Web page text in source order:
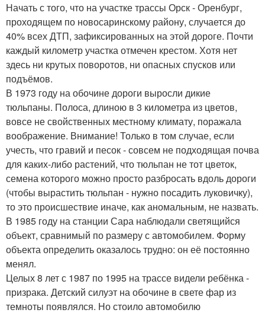
Начать с того, что на участке трассы Орск - Оренбург,
проходящем по новосаринскому району, случается до
40% всех ДТП, зафиксированных на этой дороге. Почти
каждый километр участка отмечен крестом. Хотя нет
здесь ни крутых поворотов, ни опасных спусков или
подъёмов.
В 1973 году на обочине дороги выросли дикие
тюльпаны. Полоса, длиною в 3 километра из цветов,
вовсе не свойственных местному климату, поражала
воображение. Внимание! Только в том случае, если
учесть, что гравий и песок - совсем не подходящая почва
для каких-либо растений, что тюльпан не тот цветок,
семена которого можно просто разбросать вдоль дороги
(чтобы вырастить тюльпан - нужно посадить луковичку),
то это происшествие иначе, как аномальным, не назвать.
В 1985 году на станции Сара наблюдали светящийся
объект, сравнимый по размеру с автомобилем. Форму
объекта определить оказалось трудно: он её постоянно
менял.
Целых 8 лет с 1987 по 1995 на трассе видели ребёнка -
призрака. Детский силуэт на обочине в свете фар из
темноты появлялся. Но стоило автомобилю